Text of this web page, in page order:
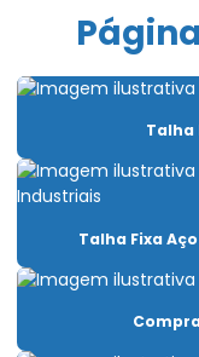
Cabo de aço para
Caminho de
Capacitação Para
Carro Talha Duplaviga
Carro Talha
Carro Talha
Carro Talha
Talha
Talha Fixa